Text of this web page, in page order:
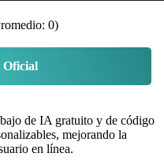
0)
Oficial
de IA gratuito y de código
mejorando la
en línea.